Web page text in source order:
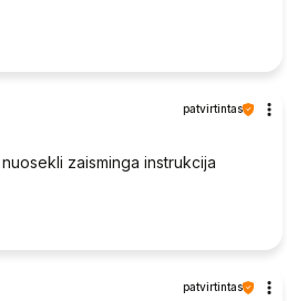
patvirtintas
zaisminga instrukcija
patvirtintas